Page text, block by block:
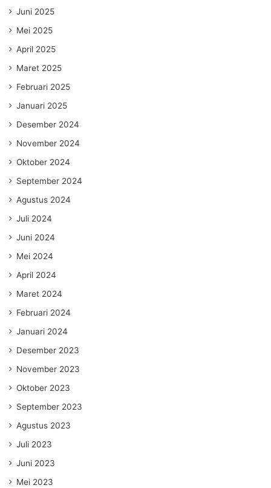
Juni 2025
Mei 2025
April 2025
Maret 2025
Februari 2025
Januari 2025
Desember 2024
November 2024
Oktober 2024
September 2024
Agustus 2024
Juli 2024
Juni 2024
Mei 2024
April 2024
Maret 2024
Februari 2024
Januari 2024
Desember 2023
November 2023
Oktober 2023
September 2023
Agustus 2023
Juli 2023
Juni 2023
Mei 2023